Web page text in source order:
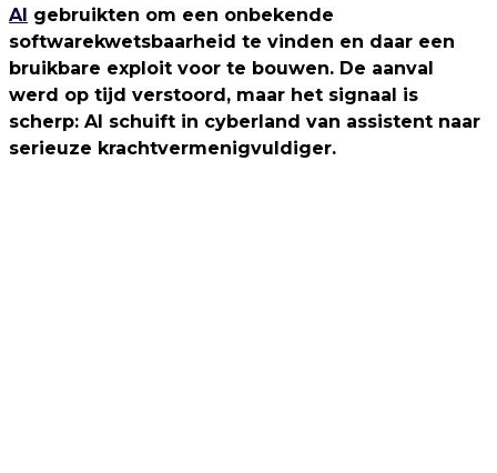
AI gebruikten om een onbekende
softwarekwetsbaarheid te vinden en daar een
bruikbare exploit voor te bouwen. De aanval
werd op tijd verstoord, maar het signaal is
scherp: AI schuift in cyberland van assistent naar
serieuze krachtvermenigvuldiger.